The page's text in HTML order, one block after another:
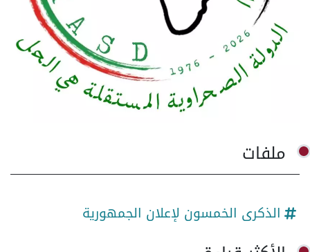
ملفات
الذكرى الخمسون لإعلان الجمهورية